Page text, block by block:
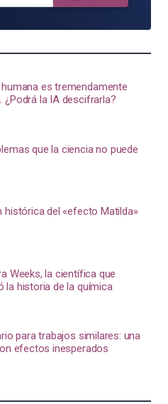
humana es tremendamente
¿Podrá la IA descifrarla?
que la ciencia no puede
histórica del «efecto Matilda»
Weeks, la científica que
la historia de la química
para trabajos similares: una
efectos inesperados